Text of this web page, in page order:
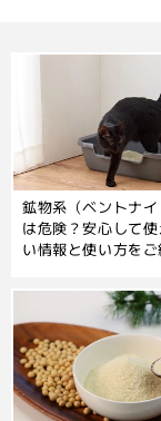
鉱物系（ベントナ
は危険？安心して
い情報と使い方を